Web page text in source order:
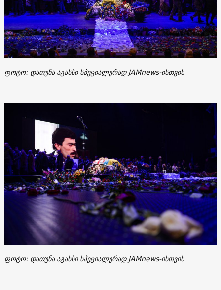
ფოტო: დათუნა აგასსი სპეციალურად JAMnews-ისთვის
ფოტო: დათუნა აგასსი სპეციალურად JAMnews-ისთვის